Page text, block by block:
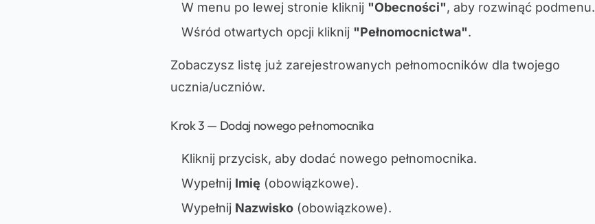
W menu po lewej stronie kliknij "Obecności", aby rozwinąć podmenu.
Wśród otwartych opcji kliknij "Pełnomocnictwa".
Zobaczysz listę już zarejestrowanych pełnomocników dla twojego
ucznia/uczniów.
Krok 3 — Dodaj nowego pełnomocnika
Kliknij przycisk, aby dodać nowego pełnomocnika.
Wypełnij Imię (obowiązkowe).
Wypełnij Nazwisko (obowiązkowe).